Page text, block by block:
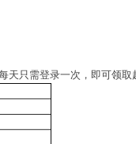
天只需登录一次，即可领取